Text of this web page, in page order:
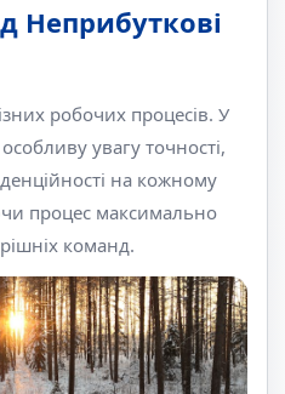
Неприбуткові
робочих процесів. У
увагу точності,
на кожному
процес максимально
команд.